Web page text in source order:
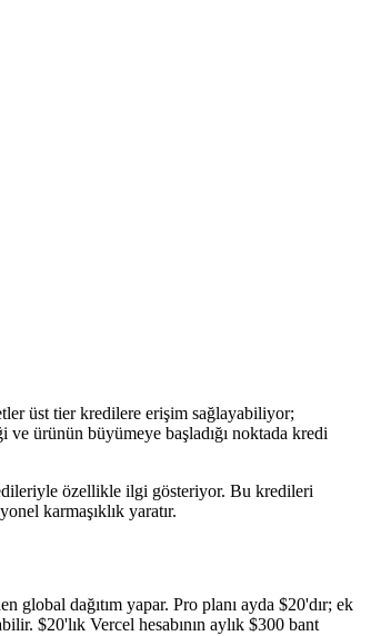
üst tier kredilere erişim sağlayabiliyor;
ürünün büyümeye başladığı noktada kredi
özellikle ilgi gösteriyor. Bu kredileri
karmaşıklık yaratır.
dağıtım yapar. Pro planı ayda $20'dır; ek
$20'lık Vercel hesabının aylık $300 bant